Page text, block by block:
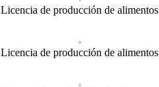
Licencia de producción de alimentos
Licencia de producción de alimentos